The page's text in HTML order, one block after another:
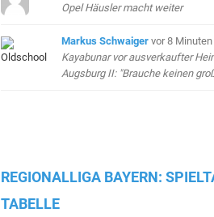
Opel Häusler macht weiter
Markus Schwaiger vor 8 Minuten
Kayabunar vor ausverkaufter
Augsburg II: "Brauche keinen
REGIONALLIGA BAYERN:
TABELLE